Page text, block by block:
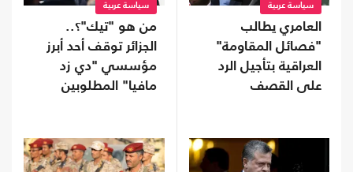
سياسة عربية
العامري يطالب
"فصائل المقاومة"
العراقية بتأجيل الرد
على القصف
سياسة عربية
من هو "تيك"؟..
الجزائر توقف أحد أبرز
مؤسسي "دي زد
مافيا" المطلوبين